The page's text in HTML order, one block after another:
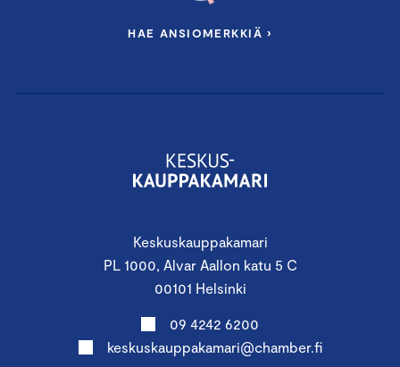
Keskuskauppakamari
PL 1000, Alvar Aallon katu 5 C
00101 Helsinki
09 4242 6200
keskuskauppakamari@chamber.fi
HAE ANSIOMERKKIÄ ›